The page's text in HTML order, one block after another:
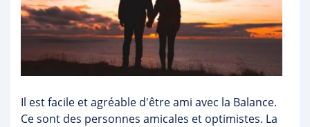
Il est facile et agréable d'être ami avec la Balance.
Ce sont des personnes amicales et optimistes. La